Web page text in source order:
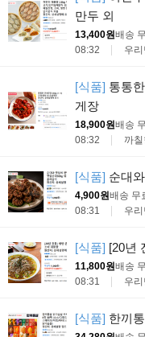
만두 외
13,400원배송
08:32
우
[식품] 통통
게장
18,900원배송
08:32
까칠
[식품] 순대
4,900원배송 무
08:31
우
[식품] [20년
11,800원배송
08:31
우
[식품] 한끼